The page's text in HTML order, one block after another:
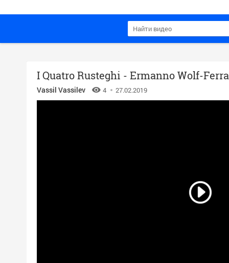
I Quatro Rusteghi - Ermanno Wolf-
Vassil Vassilev 4 27.02.2019